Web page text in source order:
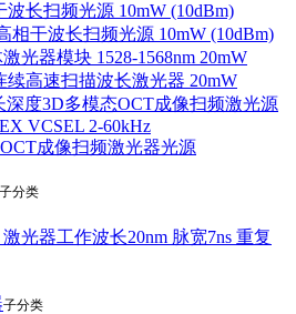
波长扫频光源 10mW (10dBm)
相干波长扫频光源 10mW (10dBm)
光器模块 1528-1568nm 20mW
续高速扫描波长激光器 20mW
深度3D多模态OCT成像扫频激光源
VCSEL 2-60kHz
成像扫频激光器光源
子分类
光器工作波长20nm 脉宽7ns 重复
子分类